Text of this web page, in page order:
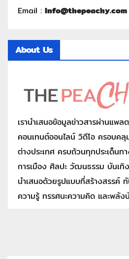
Email : Info@thepeachy.com
About Us
เรานำเสนอข้อมูลข่าวสารผ่านแพ
คอนเทนต์ออนไลน์ วิดีโอ ครอบคลุ
ต่างประเทศ ครบถ้วนทุกประเด็นท
การเมือง ศิลปะ วัฒนธรรม บันเทิ
นำเสนอด้วยรูปแบบที่สร้างสรรค์ ทั
ความรู้ ทรรศนะความคิด และพลัง